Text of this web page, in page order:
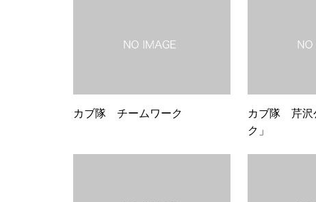
カブ隊 チームワーク
カブ隊 芹沢
ク」